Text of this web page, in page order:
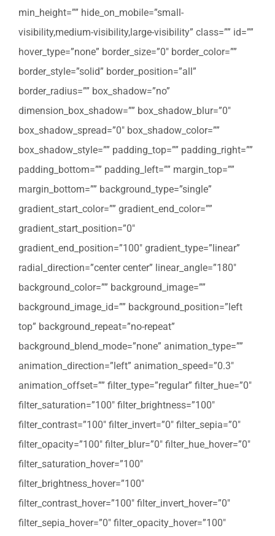
min_height=”” hide_on_mobile=”small-
visibility,medium-visibility,large-visibility” class=”” id=””
hover_type=”none” border_size=”0″ border_color=””
border_style=”solid” border_position=”all”
border_radius=”” box_shadow=”no”
dimension_box_shadow=”” box_shadow_blur=”0″
box_shadow_spread=”0″ box_shadow_color=””
box_shadow_style=”” padding_top=”” padding_right=””
padding_bottom=”” padding_left=”” margin_top=””
margin_bottom=”” background_type=”single”
gradient_start_color=”” gradient_end_color=””
gradient_start_position=”0″
gradient_end_position=”100″ gradient_type=”linear”
radial_direction=”center center” linear_angle=”180″
background_color=”” background_image=””
background_image_id=”” background_position=”left
top” background_repeat=”no-repeat”
background_blend_mode=”none” animation_type=””
animation_direction=”left” animation_speed=”0.3″
animation_offset=”” filter_type=”regular” filter_hue=”0″
filter_saturation=”100″ filter_brightness=”100″
filter_contrast=”100″ filter_invert=”0″ filter_sepia=”0″
filter_opacity=”100″ filter_blur=”0″ filter_hue_hover=”0″
filter_saturation_hover=”100″
filter_brightness_hover=”100″
filter_contrast_hover=”100″ filter_invert_hover=”0″
filter_sepia_hover=”0″ filter_opacity_hover=”100″